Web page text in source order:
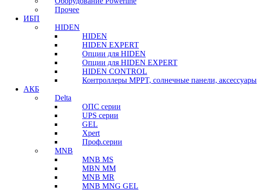
Прочее
ИБП
HIDEN
HIDEN
HIDEN EXPERT
Опции для HIDEN
Опции для HIDEN EXPERT
HIDEN CONTROL
Контроллеры MPPT, солнечные панели, аксессуары
АКБ
Delta
ОПС серии
UPS серии
GEL
Xpert
Проф.серии
MNB
MNB MS
MBN MM
MNB MR
MNB MNG GEL